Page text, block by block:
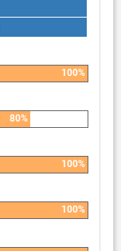
100%
80%
100%
100%